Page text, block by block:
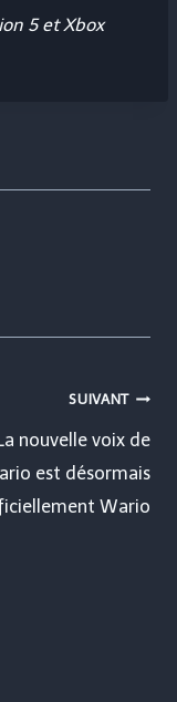
5 et Xbox
SUIVANT
nouvelle voix de
est désormais
Wario